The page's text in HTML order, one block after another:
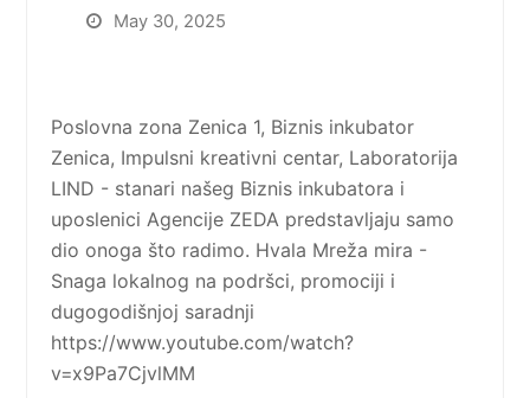
May 30, 2025
Poslovna zona Zenica 1, Biznis inkubator
Zenica, Impulsni kreativni centar, Laboratorija
LIND - stanari našeg Biznis inkubatora i
uposlenici Agencije ZEDA predstavljaju samo
dio onoga što radimo. Hvala Mreža mira -
Snaga lokalnog na podršci, promociji i
dugogodišnjoj saradnji
https://www.youtube.com/watch?
v=x9Pa7CjvlMM